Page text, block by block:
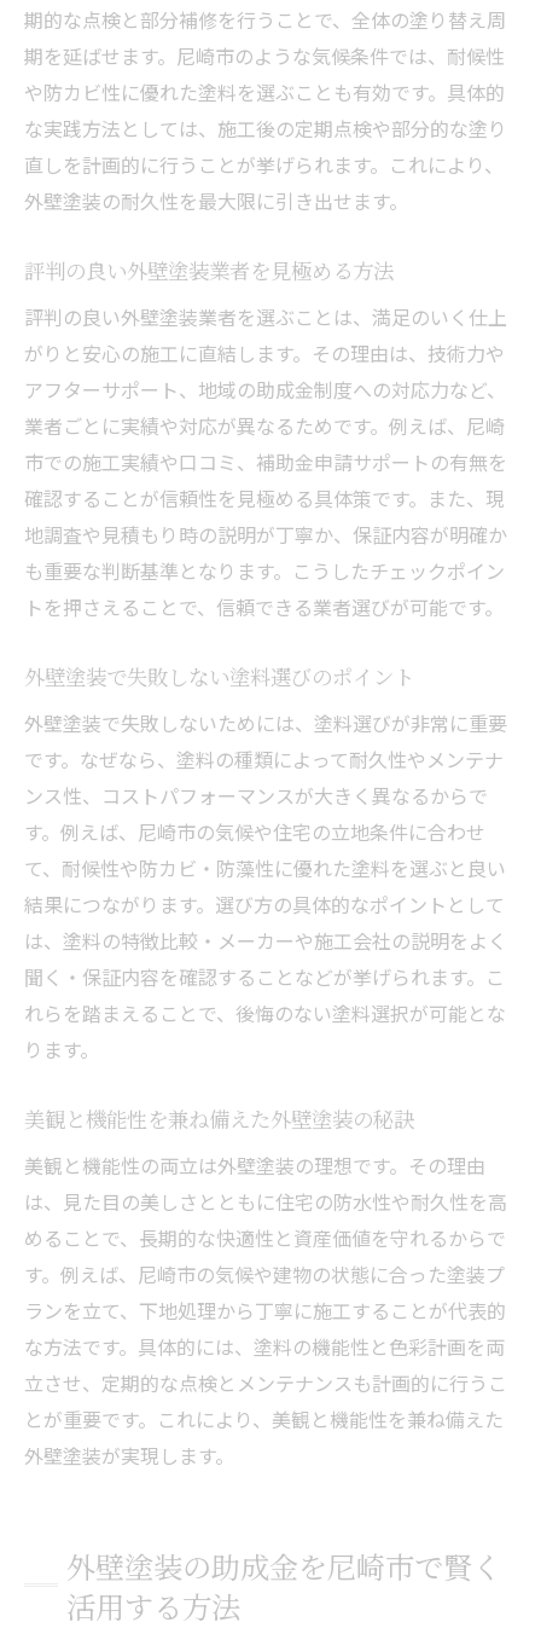
期的な点検と部分補修を行うことで、全体の塗り替え周
期を延ばせます。尼崎市のような気候条件では、耐候性
や防カビ性に優れた塗料を選ぶことも有効です。具体的
な実践方法としては、施工後の定期点検や部分的な塗り
直しを計画的に行うことが挙げられます。これにより、
外壁塗装の耐久性を最大限に引き出せます。
評判の良い外壁塗装業者を見極める方法
評判の良い外壁塗装業者を選ぶことは、満足のいく仕上
がりと安心の施工に直結します。その理由は、技術力や
アフターサポート、地域の助成金制度への対応力など、
業者ごとに実績や対応が異なるためです。例えば、尼崎
市での施工実績や口コミ、補助金申請サポートの有無を
確認することが信頼性を見極める具体策です。また、現
地調査や見積もり時の説明が丁寧か、保証内容が明確か
も重要な判断基準となります。こうしたチェックポイン
トを押さえることで、信頼できる業者選びが可能です。
外壁塗装で失敗しない塗料選びのポイント
外壁塗装で失敗しないためには、塗料選びが非常に重要
です。なぜなら、塗料の種類によって耐久性やメンテナ
ンス性、コストパフォーマンスが大きく異なるからで
す。例えば、尼崎市の気候や住宅の立地条件に合わせ
て、耐候性や防カビ・防藻性に優れた塗料を選ぶと良い
結果につながります。選び方の具体的なポイントとして
は、塗料の特徴比較・メーカーや施工会社の説明をよく
聞く・保証内容を確認することなどが挙げられます。こ
れらを踏まえることで、後悔のない塗料選択が可能とな
ります。
美観と機能性を兼ね備えた外壁塗装の秘訣
美観と機能性の両立は外壁塗装の理想です。その理由
は、見た目の美しさとともに住宅の防水性や耐久性を高
めることで、長期的な快適性と資産価値を守れるからで
す。例えば、尼崎市の気候や建物の状態に合った塗装プ
ランを立て、下地処理から丁寧に施工することが代表的
な方法です。具体的には、塗料の機能性と色彩計画を両
立させ、定期的な点検とメンテナンスも計画的に行うこ
とが重要です。これにより、美観と機能性を兼ね備えた
外壁塗装が実現します。
外壁塗装の助成金を尼崎市で賢く
活用する方法